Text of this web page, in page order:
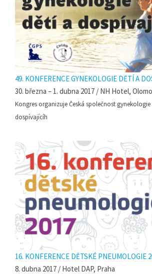
49. KONFERENCE GYNEKOLOGIE DĚTÍ A
30. března – 1. dubna 2017 / NH Hotel,
Kongres organizuje Česká společnost gynekologie
dospívajícíh
16. KONFERENCE DĚTSKÉ PNEUMOLOGIE
8. dubna 2017 / Hotel DAP, Praha